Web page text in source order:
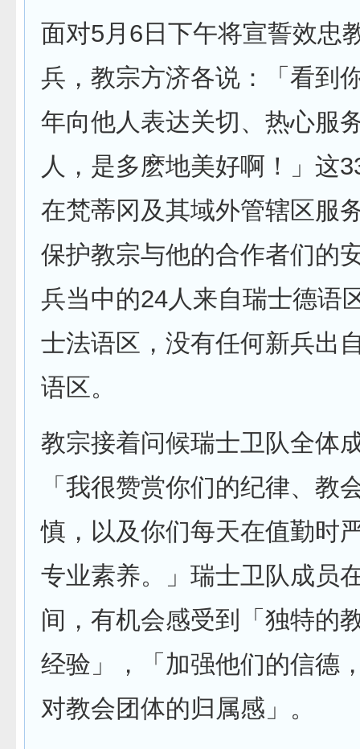
面对5月6日下午将宣誓效忠
兵，教宗方济各说：「看到
年向他人表达关切、热心服
人，是多麽地美好啊！」这
在梵蒂冈及其域外管辖区服
保护教宗与他的合作者们的
兵当中的24人来自瑞士德语
士法语区，没有任何新兵出
语区。
教宗接着问候瑞士卫队全体
「我很赞赏你们的纪律、教
慎，以及你们每天在值勤时
专业素养。」瑞士卫队成员
间，有机会感受到「独特的
经验」，「加强他们的信德
对教会团体的归属感」。